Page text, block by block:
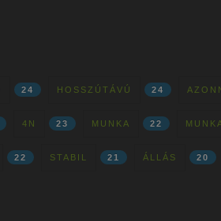
24 HOSSZÚTÁVÚ 24
4N 23 MUNKA 22
22 STABIL 21 ÁLLÁS 20